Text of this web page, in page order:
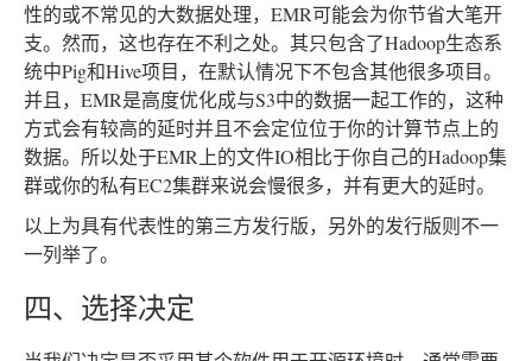
性的或不常见的大数据处理，EMR可能会为你节省大笔开
支。然而，这也存在不利之处。其只包含了Hadoop生态系
统中Pig和Hive项目，在默认情况下不包含其他很多项目。
并且，EMR是高度优化成与S3中的数据一起工作的，这种
方式会有较高的延时并且不会定位位于你的计算节点上的
数据。所以处于EMR上的文件IO相比于你自己的Hadoop集
群或你的私有EC2集群来说会慢很多，并有更大的延时。
以上为具有代表性的第三方发行版，另外的发行版则不一
一列举了。
四、选择决定